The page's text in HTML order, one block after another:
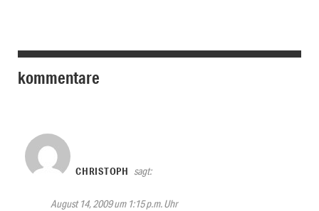
kommentare
CHRISTOPH sagt:
August 14, 2009 um 1:15 p.m. Uhr